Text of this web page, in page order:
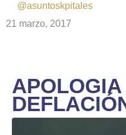
@asuntoskpitales
21 marzo, 2017